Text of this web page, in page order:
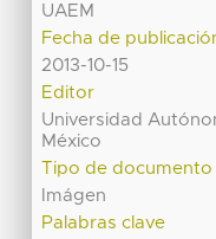
UAEM
Fecha de
2013-10-15
Editor
Universidad
México
Tipo de documento
Imágen
Palabras clave